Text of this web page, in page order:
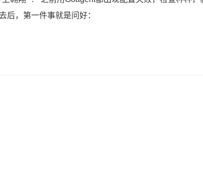
后，第一件事就是问好：